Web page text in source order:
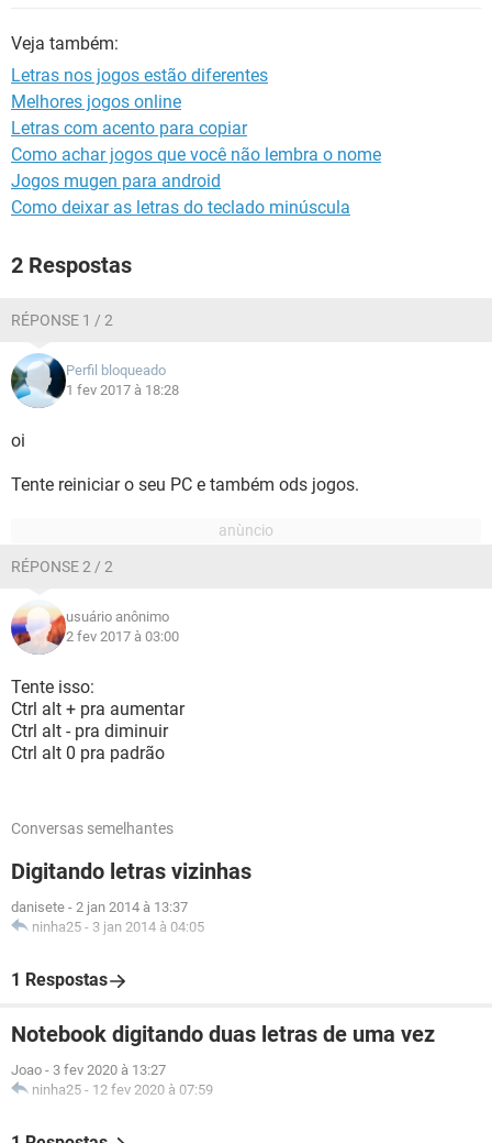
Veja também:
Letras nos jogos estão diferentes
Melhores jogos online
Letras com acento para copiar
Como achar jogos que você não lembra o nome
Jogos mugen para android
Como deixar as letras do teclado minúscula
2 Respostas
RÉPONSE 1 / 2
Perfil bloqueado
1 fev 2017 à 18:28
oi
Tente reiniciar o seu PC e também ods jogos.
RÉPONSE 2 / 2
usuário anônimo
2 fev 2017 à 03:00
Tente isso:
Ctrl alt + pra aumentar
Ctrl alt - pra diminuir
Ctrl alt 0 pra padrão
Conversas semelhantes
Digitando letras vizinhas
danisete - 2 jan 2014 à 13:37
ninha25 - 3 jan 2014 à 04:05
1 Respostas
Notebook digitando duas letras de uma vez
Joao - 3 fev 2020 à 13:27
ninha25 - 12 fev 2020 à 07:59